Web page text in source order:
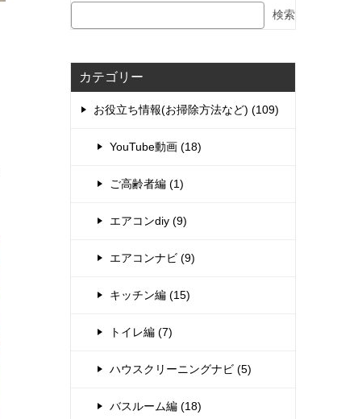
検索
カテゴリー
お役立ち情報(お掃除方法など) (109)
YouTube動画 (18)
ご高齢者編 (1)
エアコンdiy (9)
エアコンナビ (9)
キッチン編 (15)
トイレ編 (7)
ハウスクリーニングナビ (5)
バスルーム編 (18)